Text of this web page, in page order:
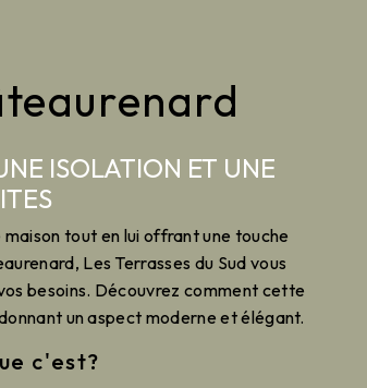
ISOLATION ET UNE
tout en lui offrant une touche
Les Terrasses du Sud vous
besoins. Découvrez comment cette
un aspect moderne et élégant.
c'est?